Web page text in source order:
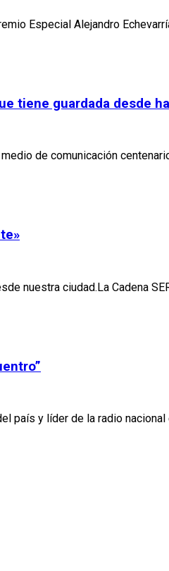
Especial Alejandro
tiene guardada desde
de comunicación
nuestra ciudad.La Cadena
y líder de la radio nacional